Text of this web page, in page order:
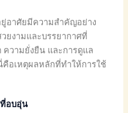
อาศัยมีความสำคัญอย่าง
ยงามและบรรยากาศที่
วามยั่งยืน และการดูแล
อเหตุผลหลักที่ทำให้การใช้
ที่อบอุ่น